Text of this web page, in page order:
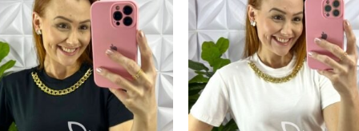
As
opções
podem
ser
escolhidas
página
As
opções
podem
ser
escolhidas
na
página